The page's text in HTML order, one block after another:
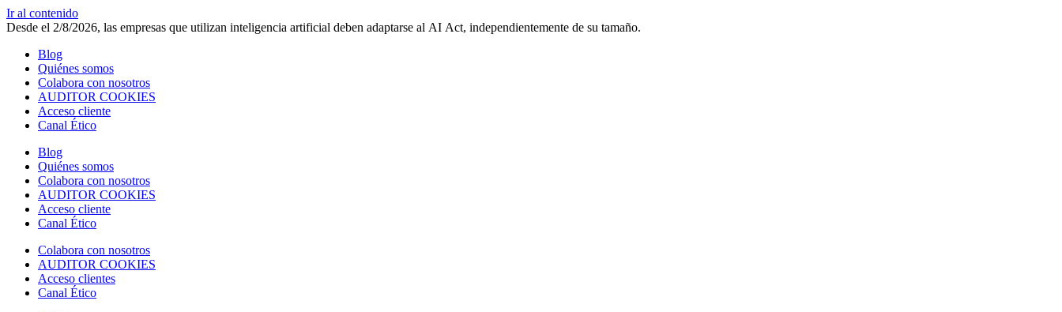
Ir al contenido
Desde el 2/8/2026, las empresas que utilizan inteligencia artificial deben adaptarse al AI Act, independientemente de su tamaño.
Blog
Quiénes somos
Colabora con nosotros
AUDITOR COOKIES
Acceso cliente
Canal Ético
Blog
Quiénes somos
Colabora con nosotros
AUDITOR COOKIES
Acceso cliente
Canal Ético
Colabora con nosotros
AUDITOR COOKIES
Acceso clientes
Canal Ético